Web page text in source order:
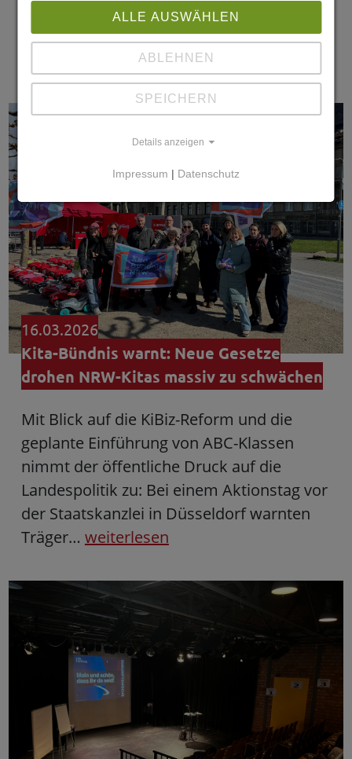
Das sind nicht nur die zentralen Themen
des heutigen Aktionstags, sondern sie
weiterlesen
16.03.2026
Kita-Bündnis warnt: Neue Gesetze
drohen NRW-Kitas massiv zu schwächen
Mit Blick auf die KiBiz-Reform und die
geplante Einführung von ABC-Klassen
nimmt der öffentliche Druck auf die
Landespolitik zu: Bei einem Aktionstag vor
der Staatskanzlei in Düsseldorf warnten
Träger… weiterlesen
ALLE AUSWÄHLEN
ABLEHNEN
SPEICHERN
Details anzeigen
Impressum | Datenschutz